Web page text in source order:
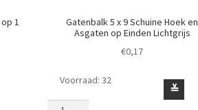
1
Gatenbalk 5 x 9 Schuine Hoek en
Asgaten op Einden Lichtgrijs
€0,17
Gatenbalk
5
≚
Voorraad: 32